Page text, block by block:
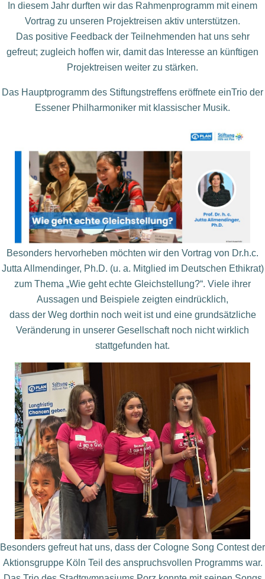
In diesem Jahr durften wir das Rahmenprogramm miteinem
Vortrag zu unseren Projektreisen aktiv unterstützen.
Das positive Feedback der Teilnehmenden hat uns sehr
gefreut; zugleich hoffen wir, damit das Interesse an künftigen
Projektreisen weiter zu stärken.
Das Hauptprogramm des Stiftungstreffens eröffnete einTrio der
Essener Philharmoniker mit klassischer Musik.
Besonders hervorheben möchten wir den Vortrag von Dr.h.c.
Jutta Allmendinger, Ph.D. (u. a. Mitglied im Deutschen Ethikrat)
zum Thema „Wie geht echte Gleichstellung?“. Viele ihrer
Aussagen und Beispiele zeigten eindrücklich,
dass der Weg dorthin noch weit ist und eine grundsätzliche
Veränderung in unserer Gesellschaft noch nicht wirklich
stattgefunden hat.
Besonders gefreut hat uns, dass der Cologne Song Contest der
Aktionsgruppe Köln Teil des anspruchsvollen Programms war.